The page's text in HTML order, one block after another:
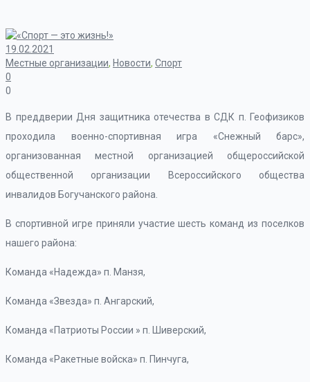
19.02.2021
Местные организации, Новости, Спорт
0
0
В преддверии Дня защитника отечества в СДК п. Геофизиков
проходила военно-спортивная игра «Снежный барс»,
организованная местной организацией общероссийской
общественной организации Всероссийского общества
инвалидов Богучанского района.
В спортивной игре приняли участие шесть команд из поселков
нашего района:
Команда «Надежда» п. Манзя,
Команда «Звезда» п. Ангарский,
Команда «Патриоты России » п. Шиверский,
Команда «Ракетные войска» п. Пинчуга,